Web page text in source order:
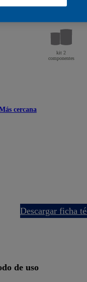
Encuéntralos en estos
kit 2
componentes
cercana
descargar ficha
de uso